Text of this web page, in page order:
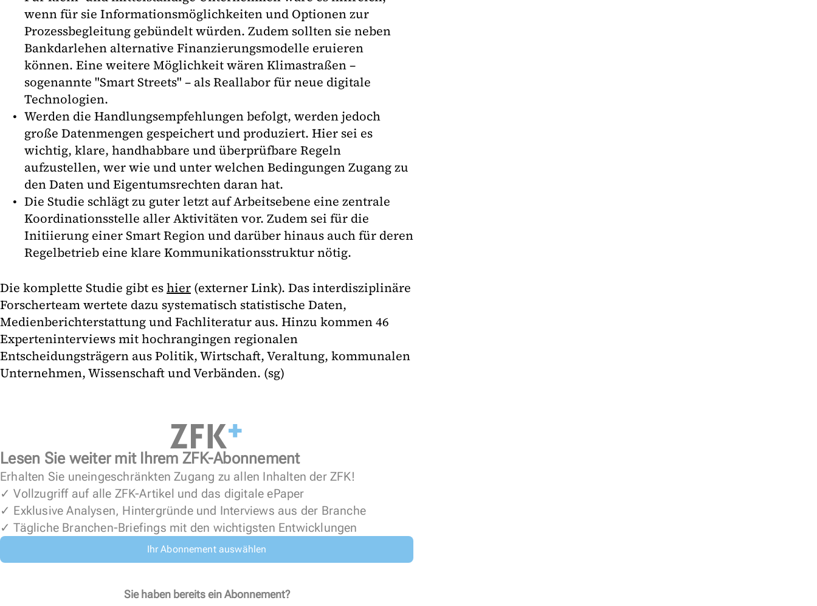
wenn für sie Informationsmöglichkeiten und Optionen zur
Prozessbegleitung gebündelt würden. Zudem sollten sie neben
Bankdarlehen alternative Finanzierungsmodelle eruieren
können. Eine weitere Möglichkeit wären Klimastraßen –
sogenannte "Smart Streets" – als Reallabor für neue digitale
Technologien.
Werden die Handlungsempfehlungen befolgt, werden jedoch
große Datenmengen gespeichert und produziert. Hier sei es
wichtig, klare, handhabbare und überprüfbare Regeln
aufzustellen, wer wie und unter welchen Bedingungen Zugang zu
den Daten und Eigentumsrechten daran hat.
Die Studie schlägt zu guter letzt auf Arbeitsebene eine zentrale
Koordinationsstelle aller Aktivitäten vor. Zudem sei für die
Initiierung einer Smart Region und darüber hinaus auch für deren
Regelbetrieb eine klare Kommunikationsstruktur nötig.
Die komplette Studie gibt eshier (externer Link). Das interdisziplinäre
Forscherteam wertete dazu systematisch statistische Daten,
Medienberichterstattung und Fachliteratur aus. Hinzu kommen 46
Experteninterviews mit hochrangingen regionalen
Entscheidungsträgern aus Politik, Wirtschaft, Veraltung, kommunalen
Unternehmen, Wissenschaft und Verbänden. (sg)
Lesen Sie weiter mit Ihrem ZFK-Abonnement
Erhalten Sie uneingeschränkten Zugang zu allen Inhalten der ZFK!
✓ Vollzugriff auf alle ZFK-Artikel und das digitale ePaper
✓ Exklusive Analysen, Hintergründe und Interviews aus der Branche
✓ Tägliche Branchen-Briefings mit den wichtigsten Entwicklungen
Ihr Abonnement auswählen
Sie haben bereits ein Abonnement?